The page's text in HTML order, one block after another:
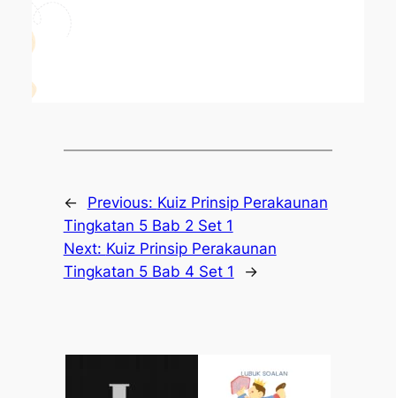
← Previous: Kuiz Prinsip Perakaunan
Tingkatan 5 Bab 2 Set 1
Next: Kuiz Prinsip Perakaunan
Tingkatan 5 Bab 4 Set 1
→